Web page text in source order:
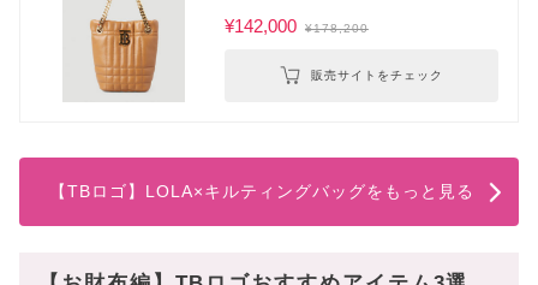
¥142,000 ¥178,200
販売サイトをチェック
【TBロゴ】LOLA×キルティングバッグをもっと見る